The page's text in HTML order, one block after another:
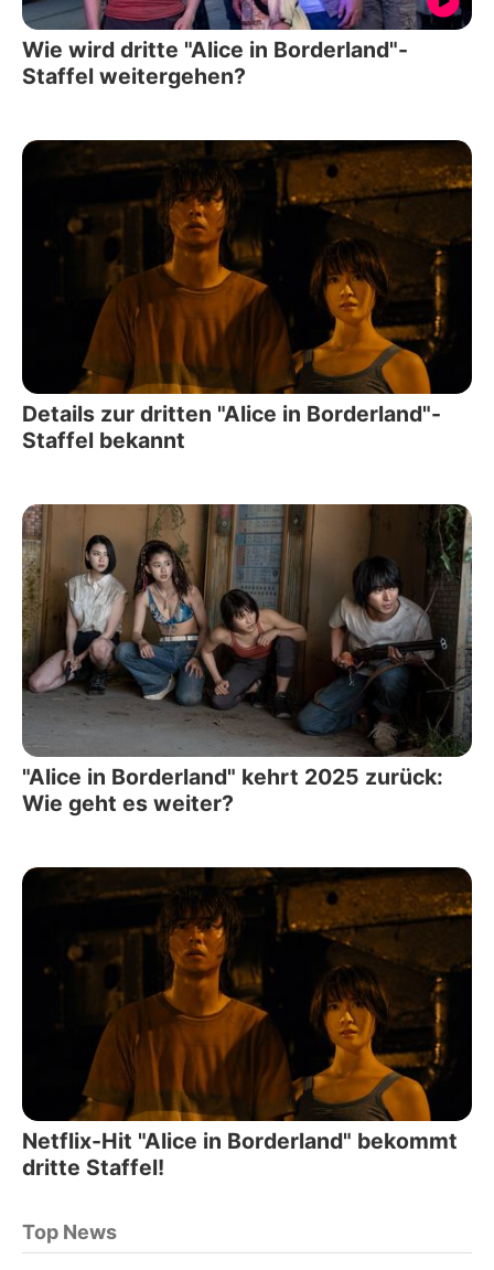
Wie wird dritte "Alice in Borderland"-
Staffel weitergehen?
Details zur dritten "Alice in Borderland"-
Staffel bekannt
"Alice in Borderland" kehrt 2025 zurück:
Wie geht es weiter?
Netflix-Hit "Alice in Borderland" bekommt
dritte Staffel!
Top News